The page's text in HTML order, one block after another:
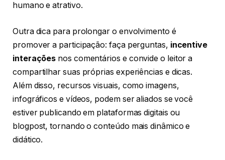
humano e atrativo.
Outra dica para prolongar o envolvimento é
promover a participação: faça perguntas, incentive
interações nos comentários e convide o leitor a
compartilhar suas próprias experiências e dicas.
Além disso, recursos visuais, como imagens,
infográficos e vídeos, podem ser aliados se você
estiver publicando em plataformas digitais ou
blogpost, tornando o conteúdo mais dinâmico e
didático.